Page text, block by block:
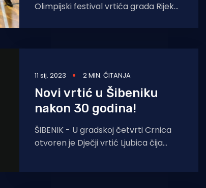
Olimpijski festival vrtića grada Rijeke,
vrtićaraca. Olimpijski
11 sij. 2023 2 MIN. ČITANJA
Novi vrtić u Šibeniku
nakon 30 godina!
ŠIBENIK - U gradskoj četvrti Crnica
otvoren je Dječji vrtić Ljubica čija